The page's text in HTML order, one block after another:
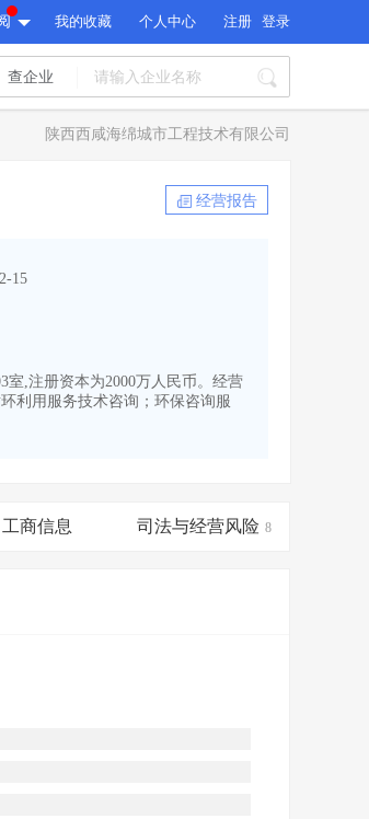
我的收藏 个人中心 注册 登录
查企业
市场经营AI云平台 >
APP下载>
陕西西咸海绵城市工程技术有限公司
经营报告
15
室,注册资本为2000万人民币。经营
利用服务技术咨询；环保咨询服
工商信息 司法与经营风险 8